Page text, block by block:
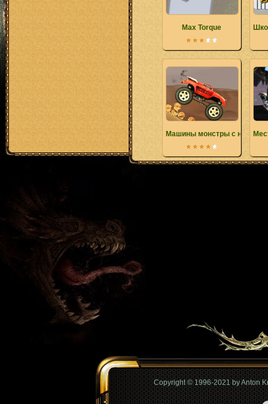
Max Torque
Машины монстры с
Copyright © 1996-2021 by Anton